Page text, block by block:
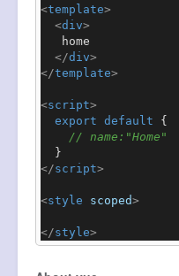
<template>
<div>
   home
</div>
</template>
<script>
export default {
// name:"Home"
</script>
<style scoped>
</style>